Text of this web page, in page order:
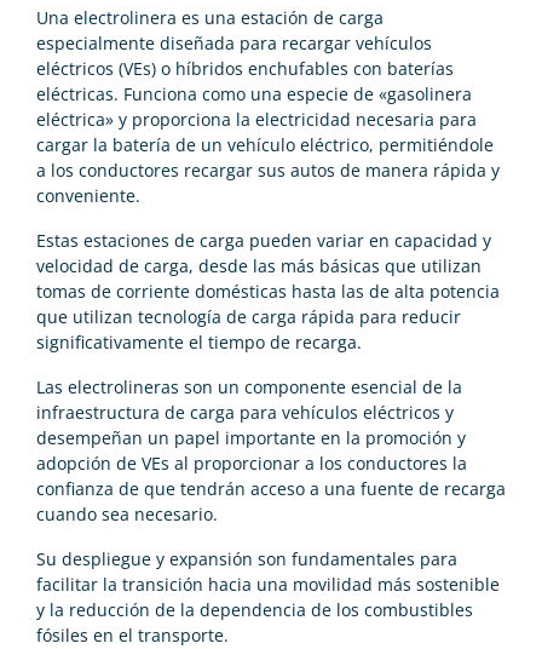
Una electrolinera es una estación de carga
especialmente diseñada para recargar vehículos
eléctricos (VEs) o híbridos enchufables con baterías
eléctricas. Funciona como una especie de «gasolinera
eléctrica» y proporciona la electricidad necesaria para
cargar la batería de un vehículo eléctrico, permitiéndole
a los conductores recargar sus autos de manera rápida y
conveniente.
Estas estaciones de carga pueden variar en capacidad y
velocidad de carga, desde las más básicas que utilizan
tomas de corriente domésticas hasta las de alta potencia
que utilizan tecnología de carga rápida para reducir
significativamente el tiempo de recarga.
Las electrolineras son un componente esencial de la
infraestructura de carga para vehículos eléctricos y
desempeñan un papel importante en la promoción y
adopción de VEs al proporcionar a los conductores la
confianza de que tendrán acceso a una fuente de recarga
cuando sea necesario.
Su despliegue y expansión son fundamentales para
facilitar la transición hacia una movilidad más sostenible
y la reducción de la dependencia de los combustibles
fósiles en el transporte.